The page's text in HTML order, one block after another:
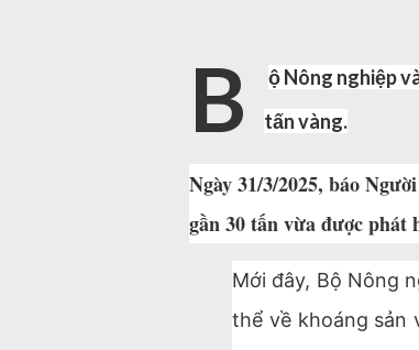
B
ộ Nông nghiệp
tấn vàng.
Ngày 31/3/2025, báo
gần 30 tấn vừa được phát
Mới đây, Bộ Nông
thể về khoáng sản